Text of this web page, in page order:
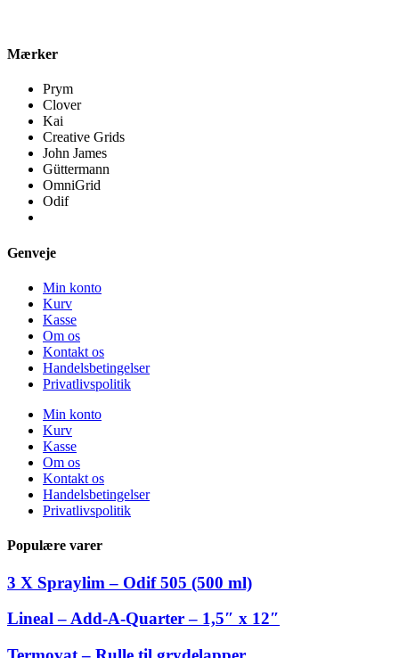
Mærker
Prym
Clover
Kai
Creative Grids
John James
Güttermann
OmniGrid
Odif
Genveje
Min konto
Kurv
Kasse
Om os
Kontakt os
Handelsbetingelser
Privatlivspolitik
Min konto
Kurv
Kasse
Om os
Kontakt os
Handelsbetingelser
Privatlivspolitik
Populære varer
3 X Spraylim – Odif 505 (500 ml)
Lineal – Add-A-Quarter – 1,5″ x 12″